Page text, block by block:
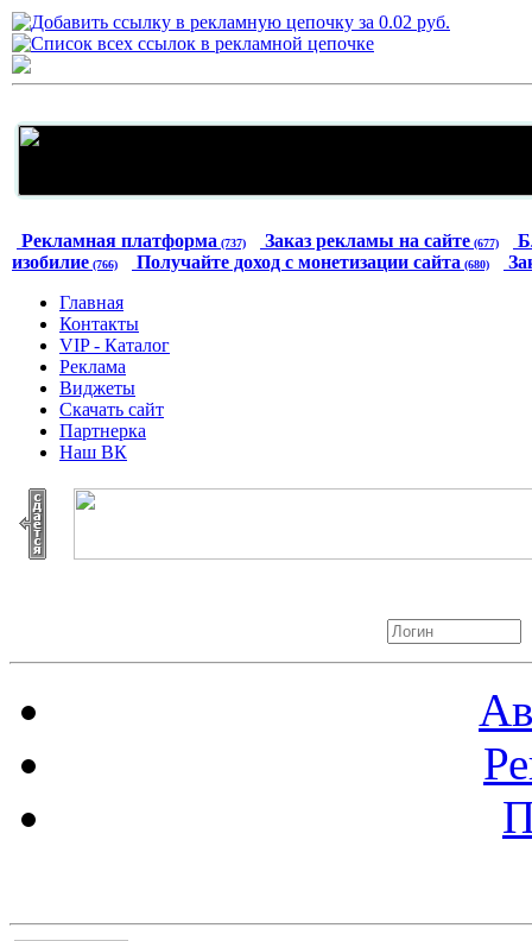
Рекламная платформа (737) Заказ рекламы на сайте (677)
изобилие (766) Получайте доход с монетизации сайта (680)
Главная
Контакты
VIP - Каталог
Реклама
Виджеты
Скачать сайт
Партнерка
Наш ВК